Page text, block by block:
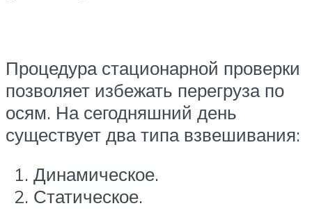
Процедура стационарной проверки
позволяет избежать перегруза по
осям. На сегодняшний день
существует два типа взвешивания:
Динамическое.
Статическое.